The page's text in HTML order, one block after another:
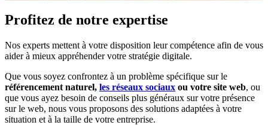
Profitez de notre expertise
Nos experts mettent à votre disposition leur compétence afin de vous
aider à mieux appréhender votre stratégie digitale.
Que vous soyez confrontez à un problème spécifique sur le
référencement naturel, les réseaux sociaux ou votre site web, ou
que vous ayez besoin de conseils plus généraux sur votre présence
sur le web, nous vous proposons des solutions adaptées à votre
situation et à la taille de votre entreprise.